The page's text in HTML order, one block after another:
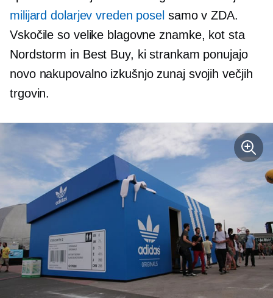
milijard dolarjev vreden posel samo v ZDA.
Vskočile so velike blagovne znamke, kot sta
Nordstorm in Best Buy, ki strankam ponujajo
novo nakupovalno izkušnjo zunaj svojih večjih
trgovin.